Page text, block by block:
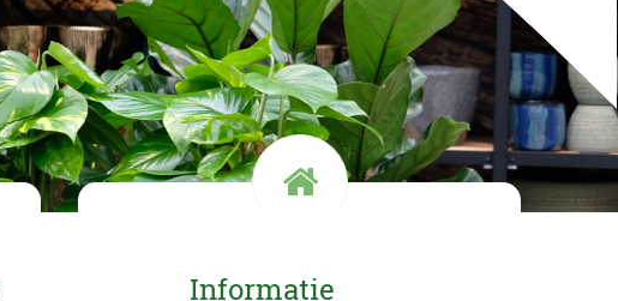
Informatie